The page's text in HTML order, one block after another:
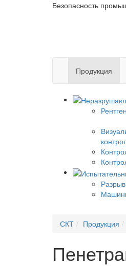
Безопасность
Продукция
СКТ Продукция